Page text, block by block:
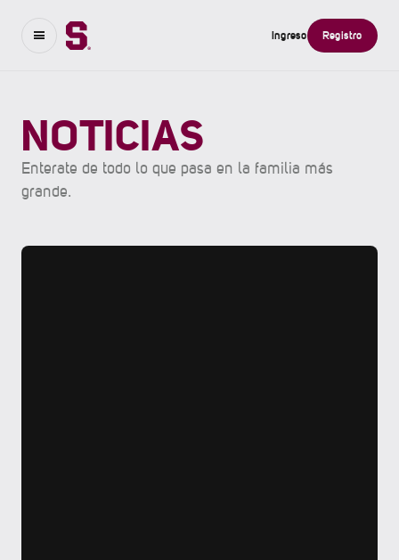
Ingreso Registro
NOTICIAS
Enterate de todo lo que pasa en la familia más
grande.